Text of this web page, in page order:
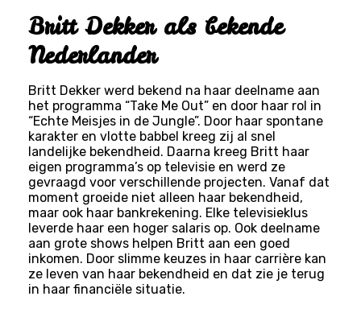
Britt Dekker als bekende
Nederlander
Britt Dekker werd bekend na haar deelname aan
het programma “Take Me Out” en door haar rol in
“Echte Meisjes in de Jungle”. Door haar spontane
karakter en vlotte babbel kreeg zij al snel
landelijke bekendheid. Daarna kreeg Britt haar
eigen programma’s op televisie en werd ze
gevraagd voor verschillende projecten. Vanaf dat
moment groeide niet alleen haar bekendheid,
maar ook haar bankrekening. Elke televisieklus
leverde haar een hoger salaris op. Ook deelname
aan grote shows helpen Britt aan een goed
inkomen. Door slimme keuzes in haar carrière kan
ze leven van haar bekendheid en dat zie je terug
in haar financiële situatie.